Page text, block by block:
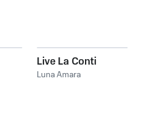
Live La Conti
Luna Amara